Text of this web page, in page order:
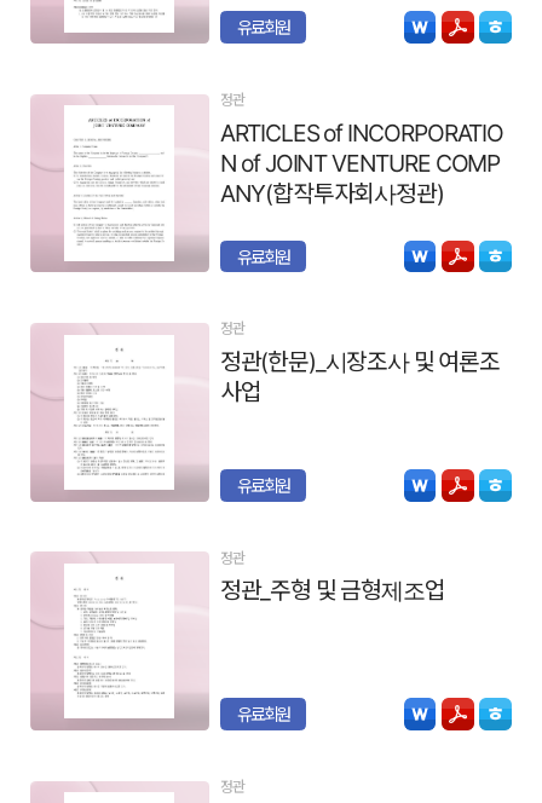
유료회원
정관
ARTICLES of INCORPORATIO
N of JOINT VENTURE COMP
ANY(합작투자회사정관)
유료회원
정관
정관(한문)_시장조사 및 여론조
사업
유료회원
정관
정관_주형 및 금형제조업
유료회원
정관